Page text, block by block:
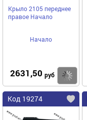
Крыло 2105 переднее
правое Начало
Начало
2631,50 руб
Код 19274